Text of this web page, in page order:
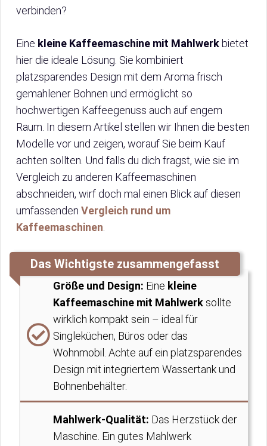
verbinden?
Eine kleine Kaffeemaschine mit Mahlwerk bietet
hier die ideale Lösung. Sie kombiniert
platzsparendes Design mit dem Aroma frisch
gemahlener Bohnen und ermöglicht so
hochwertigen Kaffeegenuss auch auf engem
Raum. In diesem Artikel stellen wir Ihnen die besten
Modelle vor und zeigen, worauf Sie beim Kauf
achten sollten. Und falls du dich fragst, wie sie im
Vergleich zu anderen Kaffeemaschinen
abschneiden, wirf doch mal einen Blick auf diesen
umfassenden Vergleich rund um
Kaffeemaschinen
Das Wichtigste zusammengefasst
Größe und Design: Eine kleine
Kaffeemaschine mit Mahlwerk sollte
wirklich kompakt sein – ideal für
Singleküchen, Büros oder das
Wohnmobil. Achte auf ein platzsparendes
Design mit integriertem Wassertank und
Bohnenbehälter.
Mahlwerk-Qualität: Das Herzstück der
Maschine. Ein gutes Mahlwerk